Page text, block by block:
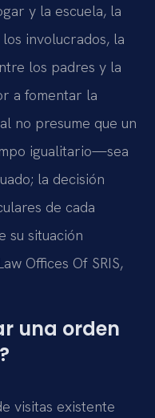
y la escuela, la
involucrados, la
los padres y la
a fomentar la
no presume que un
igualitario—sea
la decisión
de cada
su situación
Offices Of SRIS,
una orden
visitas existente